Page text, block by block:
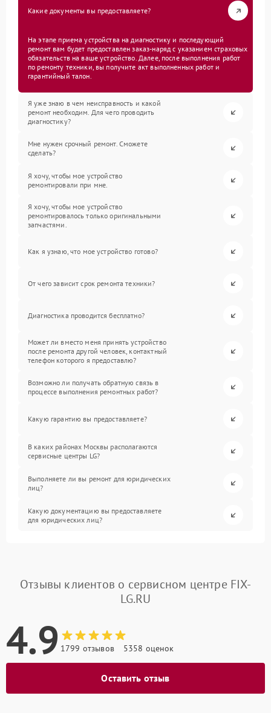
Какие документы вы предоставляете?
На этапе приема устройства на диагностику и последующий
ремонт вам будет предоставлен заказ-наряд с указанием страховых
обязательств на ваше устройство. Далее, после выполнения работ
по ремонту техники, вы получите акт выполненных работ и
гарантийный талон.
Я уже знаю в чем неисправность и какой
ремонт необходим. Для чего проводить
диагностику?
Мне нужен срочный ремонт. Сможете
сделать?
Я хочу, чтобы мое устройство
ремонтировали при мне.
Я хочу, чтобы мое устройство
ремонтировалось только оригинальными
запчастями.
Как я узнаю, что мое устройство готово?
От чего зависит срок ремонта техники?
Диагностика проводится бесплатно?
Может ли вместо меня принять устройство
после ремонта другой человек, контактный
телефон которого я предоставлю?
Возможно ли получать обратную связь в
процессе выполнения ремонтных работ?
Какую гарантию вы предоставляете?
В каких районах Москвы располагаются
сервисные центры LG?
Выполняете ли вы ремонт для юридических
лиц?
Какую документацию вы предоставляете
для юридических лиц?
Отзывы клиентов о сервисном центре FIX-
LG.RU
4.9 1799 отзывов 5358 оценок
Оставить отзыв